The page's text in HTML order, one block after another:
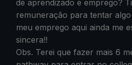
de aprendizado e emprego?
remuneração para tentar
meu emprego aqui ainda me
sincera!!
Obs. Terei que fazer mais 6